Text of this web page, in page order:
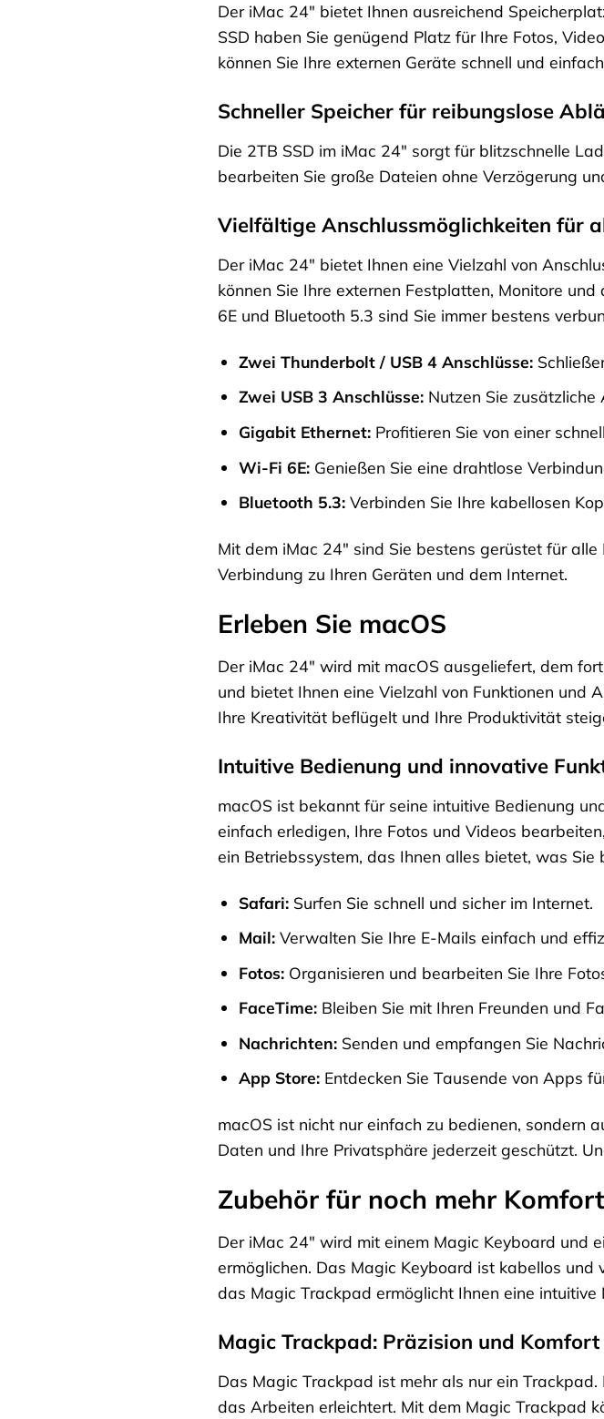
Der iMac 24″ bietet Ihnen ausreichend
SSD haben Sie genügend Platz für Ihre Fotos,
können Sie Ihre externen Geräte schnell und
Schneller Speicher für reibungslose
Die 2TB SSD im iMac 24″ sorgt für blitzschnelle
bearbeiten Sie große Dateien ohne Verzögerung
Vielfältige Anschlussmöglichkeiten für
Der iMac 24″ bietet Ihnen eine Vielzahl von
können Sie Ihre externen Festplatten, Monitore
6E und Bluetooth 5.3 sind Sie immer bestens
Zwei Thunderbolt / USB 4 Anschlüsse:
Zwei USB 3 Anschlüsse:Nutzen Sie zusätzliche
Gigabit Ethernet:Profitieren Sie von einer
Wi-Fi 6E:Genießen Sie eine drahtlose
Bluetooth 5.3:Verbinden Sie Ihre kabellosen
Mit dem iMac 24″ sind Sie bestens gerüstet für
Verbindung zu Ihren Geräten und dem Internet.
Erleben Sie macOS
Der iMac 24″ wird mit macOS ausgeliefert, dem
und bietet Ihnen eine Vielzahl von Funktionen und
Ihre Kreativität beflügelt und Ihre Produktivität
Intuitive Bedienung und innovative
macOS ist bekannt für seine intuitive Bedienung
einfach erledigen, Ihre Fotos und Videos
ein Betriebssystem, das Ihnen alles bietet, was Sie
Safari:Surfen Sie schnell und sicher im Internet.
Mail:Verwalten Sie Ihre E-Mails einfach und
Fotos:Organisieren und bearbeiten Sie Ihre
FaceTime:Bleiben Sie mit Ihren Freunden und
Nachrichten:Senden und empfangen Sie
App Store:Entdecken Sie Tausende von Apps
macOS ist nicht nur einfach zu bedienen, sondern
Daten und Ihre Privatsphäre jederzeit geschützt.
Zubehör für noch mehr Komfort
Der iMac 24″ wird mit einem Magic Keyboard und
ermöglichen. Das Magic Keyboard ist kabellos
das Magic Trackpad ermöglicht Ihnen eine
Magic Trackpad: Präzision und Komfort
Das Magic Trackpad ist mehr als nur ein
das Arbeiten erleichtert. Mit dem Magic Trackpad